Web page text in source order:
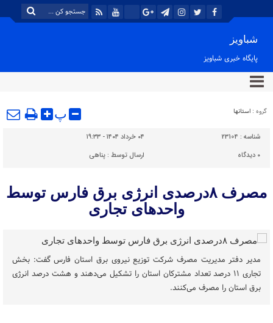
شباویز
پایگاه خبری شباویز
گروه : استانها پ
شناسه : 23104
۰۴ خرداد ۱۴۰۴ - ۱۹:۳۳
۰ دیدگاه ارسال توسط :پناهی
مصرف ۸درصدی انرژی برق فارس توسط
واحدهای تجاری
مدیر دفتر مدیریت مصرف شرکت توزیع نیروی برق استان فارس گفت: بخش
تجاری ۱۱ درصد تعداد مشترکان استان را تشکیل می‌دهند و هشت درصد انرژی
برق استان را مصرف می‌کنند.